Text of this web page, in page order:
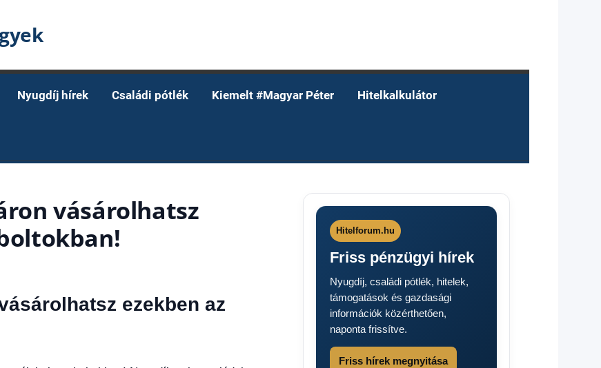
Nyugdíj hírek Családi pótlék Kiemelt #Magyar Péter Hitelkalkulátor
vásárolhatsz
ezekben az
Hitelforum.hu
Friss pénzügyi hírek
Nyugdíj, családi pótlék, hitelek,
támogatások és gazdasági
információk közérthetően,
naponta frissítve.
Friss hírek megnyitása